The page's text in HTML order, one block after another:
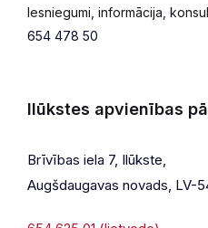
Iesniegumi, informācija,
654 478 50
Ilūkstes apvienības
Brīvības iela 7, Ilūkste,
Augšdaugavas novads, LV-